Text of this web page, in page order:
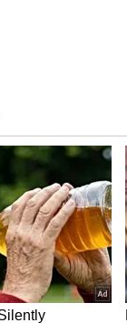
ಜಾಮೀನು
ಜಾಮೀನಿನ
ಎಂದು
ಜೈಲಿನಲ್ಲಿ
ಆಯಿತು ಎಂದು
ಬರುವ